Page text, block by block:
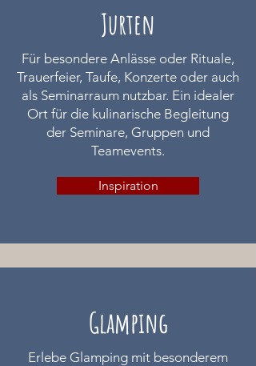
Jurten
​Für besondere Anlässe oder Rituale,
Trauerfeier, Taufe, Konzerte oder auch
als Seminarraum nutzbar. Ein idealer
Ort für die kulinarische Begleitung
der Seminare, Gruppen und
Teamevents.
Inspiration
Glamping
Erlebe Glamping mit besonderem